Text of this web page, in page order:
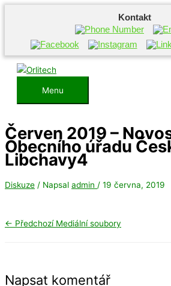
Kontakt
Přeskočit
Menu
Menu
Červen 2019 –
Obecního úřadu
Libchavy4
Diskuze / Napsal admin / 19 června, 2019
← Předchozí Mediální soubory
Napsat komentář